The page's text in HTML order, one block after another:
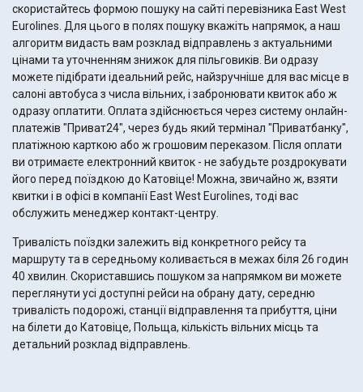
скористайтесь формою пошуку на сайті перевізника East West
Eurolines. Для цього в полях пошуку вкажіть напрямок, а наш
алгоритм видасть вам розклад відправлень з актуальними
цінами та уточненням знижок для пільговиків. Ви одразу
можете підібрати ідеальний рейс, найзручніше для вас місце в
салоні автобуса з числа вільних, і забронювати квиток або ж
одразу оплатити. Оплата здійснюється через систему онлайн-
платежів "Приват24", через будь який термінал "Приватбанку",
платіжною карткою або ж грошовим переказом. Після оплати
ви отримаєте електронний квиток - не забудьте роздрокувати
його перед поїздкою до Катовіце! Можна, звичайно ж, взяти
квитки і в офісі в компанії East West Eurolines, тоді вас
обслужить менеджер контакт-центру.
Тривалість поїздки залежить від конкретного рейсу та
маршруту та в середньому коливається в межах біля 26 годин
40 хвилин. Скориставшись пошуком за напрямком ви можете
переглянути усі доступні рейси на обрану дату, середню
тривалість подорожі, станції відправлення та прибуття, ціни
на білети до Катовіце, Польща, кількість вільних місць та
детальний розклад відправлень.